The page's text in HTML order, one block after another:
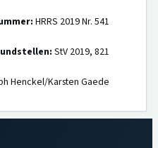
HRRS 2019 Nr. 541
StV 2019, 821
Henckel/Karsten Gaede